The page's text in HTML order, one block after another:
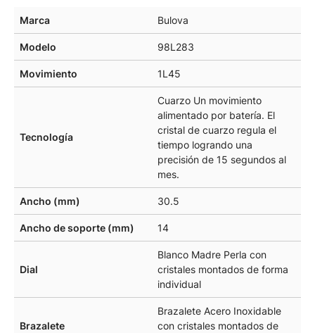
Marca Bulova
Modelo 98L283
Movimiento 1L45
Tecnología
Cuarzo Un movimiento
alimentado por batería. El
cristal de cuarzo regula el
tiempo logrando una
precisión de 15 segundos al
mes.
Ancho (mm) 30.5
Ancho de soporte (mm) 14
Dial
Blanco Madre Perla con
cristales montados de forma
individual
Brazalete
Brazalete Acero Inoxidable
con cristales montados de